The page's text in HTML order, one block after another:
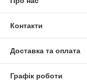
Контакти
Доставка та оплата
Графік роботи